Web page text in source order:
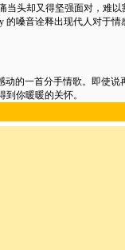
头却又得坚强面对，难以
的嗓音诠释出现代人对于情
动的一首分手情歌。即使说
你暖暖的关怀。